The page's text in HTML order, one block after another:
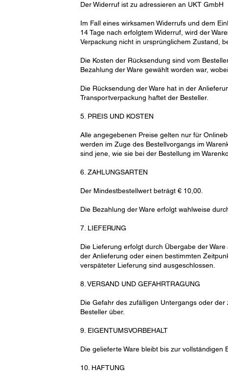
Der Widerruf ist zu adressieren an UKT GmbH
Im Fall eines wirksamen Widerrufs und dem
14 Tage nach erfolgtem Widerruf, wird der
Verpackung nicht in ursprünglichem Zustand,
Die Kosten der Rücksendung sind vom
Bezahlung der Ware gewählt worden war,
Die Rücksendung der Ware hat in der
Transportverpackung haftet der Besteller.
5. PREIS UND KOSTEN
Alle angegebenen Preise gelten nur für
werden im Zuge des Bestellvorgangs im
sind jene, wie sie bei der Bestellung im
6. ZAHLUNGSARTEN
Der Mindestbestellwert beträgt € 10,00.
Die Bezahlung der Ware erfolgt wahlweise
7. LIEFERUNG
Die Lieferung erfolgt durch Übergabe der
der Anlieferung oder einen bestimmten
verspäteter Lieferung sind ausgeschlossen.
8. VERSAND UND GEFAHRTRAGUNG
Die Gefahr des zufälligen Untergangs oder
Besteller über.
9. EIGENTUMSVORBEHALT
Die gelieferte Ware bleibt bis zur vollständigen
10. HAFTUNG